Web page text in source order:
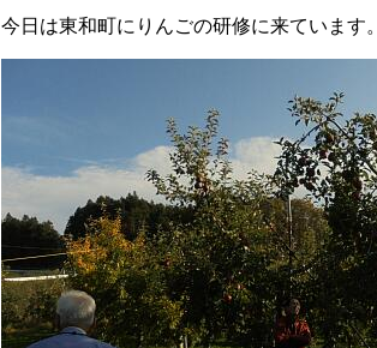
今日は東和町にりんごの研修に来ています。